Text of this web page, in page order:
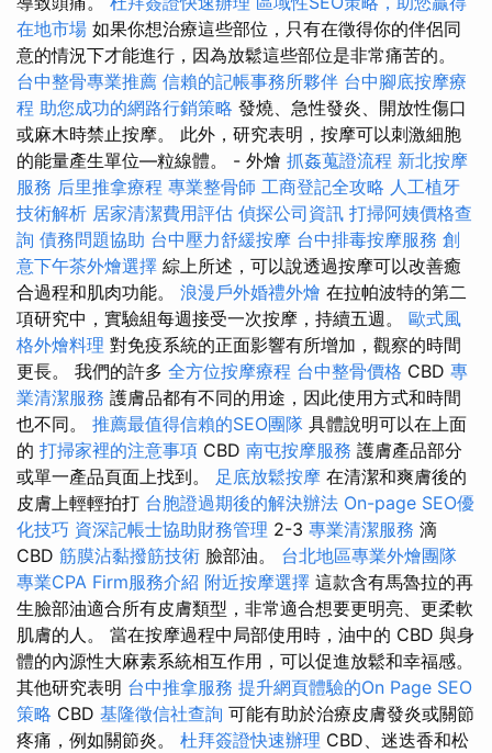
在地市場 如果你想治療這些部位，只有在徵得你的伴侶同
意的情況下才能進行，因為放鬆這些部位是非常痛苦的。
台中整骨專業推薦 信賴的記帳事務所夥伴 台中腳底按摩療
程 助您成功的網路行銷策略 發燒、急性發炎、開放性傷口
或麻木時禁止按摩。 此外，研究表明，按摩可以刺激細胞
的能量產生單位—粒線體。 - 外燴 抓姦蒐證流程 新北按摩
服務 后里推拿療程 專業整骨師 工商登記全攻略 人工植牙
技術解析 居家清潔費用評估 偵探公司資訊 打掃阿姨價格查
詢 債務問題協助 台中壓力舒緩按摩 台中排毒按摩服務 創
意下午茶外燴選擇 綜上所述，可以說透過按摩可以改善癒
合過程和肌肉功能。 浪漫戶外婚禮外燴 在拉帕波特的第二
項研究中，實驗組每週接受一次按摩，持續五週。 歐式風
格外燴料理 對免疫系統的正面影響有所增加，觀察的時間
更長。 我們的許多 全方位按摩療程 台中整骨價格 CBD 專
業清潔服務 護膚品都有不同的用途，因此使用方式和時間
也不同。 推薦最值得信賴的SEO團隊 具體說明可以在上面
的 打掃家裡的注意事項 CBD 南屯按摩服務 護膚產品部分
或單一產品頁面上找到。 足底放鬆按摩 在清潔和爽膚後的
皮膚上輕輕拍打 台胞證過期後的解決辦法 On-page SEO優
化技巧 資深記帳士協助財務管理 2-3 專業清潔服務 滴
CBD 筋膜沾黏撥筋技術 臉部油。 台北地區專業外燴團隊
專業CPA Firm服務介紹 附近按摩選擇 這款含有馬魯拉的再
生臉部油適合所有皮膚類型，非常適合想要更明亮、更柔軟
肌膚的人。 當在按摩過程中局部使用時，油中的 CBD 與身
體的內源性大麻素系統相互作用，可以促進放鬆和幸福感。
其他研究表明 台中推拿服務 提升網頁體驗的On Page SEO
策略 CBD 基隆徵信社查詢 可能有助於治療皮膚發炎或關節
疼痛，例如關節炎。 杜拜簽證快速辦理 CBD、迷迭香和松